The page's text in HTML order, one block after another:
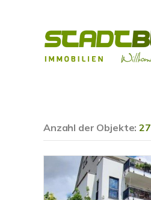
Anzahl der Objekte:27